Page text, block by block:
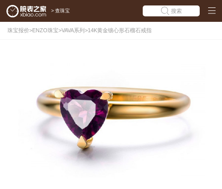
> 查珠宝 搜索
珠宝报价>ENZO珠宝>VAVA系列 >14K黄金镶心形石榴石戒指